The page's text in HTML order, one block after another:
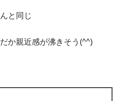
と同じ
か親近感が沸きそう(^^)